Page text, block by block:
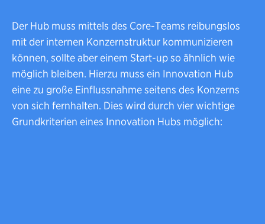
Der Hub muss mittels des Core-Teams reibungslos
mit der internen Konzernstruktur kommunizieren
können, sollte aber einem Start-up so ähnlich wie
möglich bleiben. Hierzu muss ein Innovation Hub
eine zu große Einflussnahme seitens des Konzerns
von sich fernhalten. Dies wird durch vier wichtige
Grundkriterien eines Innovation Hubs möglich: